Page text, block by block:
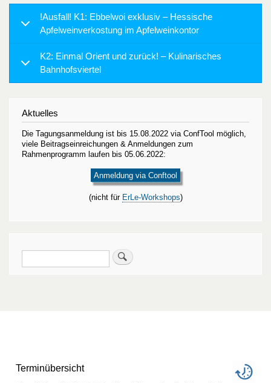
!Ausfall! K1: Ebbelwoi exklusiv – Hessische
Apfelweinverkostung im Apfelweinkontor
K2: Einmal Orient und zurück! – Kulinarisches
Bahnhofsviertel
Aktuelles
Die Tagungsanmeldung ist bis 15.08.2022 via ConfTool möglich,
viele Beitragseinreichungen & Anmeldungen zum
Rahmenprogramm laufen bis 05.06.2022:
Anmeldung via Conftool
(nicht für ErLe-Workshops)
Suche
Terminübersicht